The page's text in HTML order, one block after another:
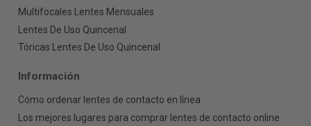
Multifocales Lentes Mensuales
Lentes De Uso Quincenal
Tóricas Lentes De Uso Quincenal
Información
Cómo ordenar lentes de contacto en línea
Los mejores lugares para comprar lentes de contacto online